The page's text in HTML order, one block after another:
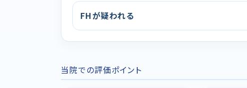
FHが疑われる
当院での評価ポイント